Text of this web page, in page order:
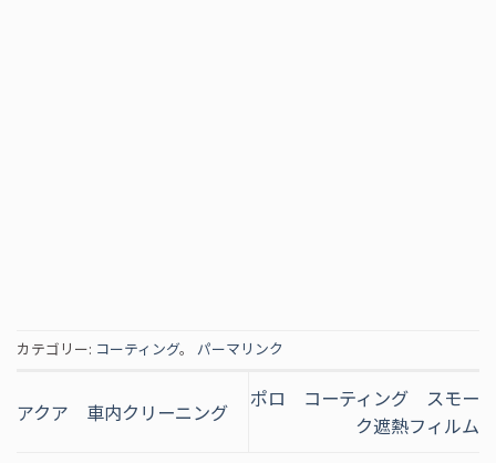
カテゴリー: コーティング。 パーマリンク
アクア 車内クリーニング
ポロ コーティング スモー
ク遮熱フィルム